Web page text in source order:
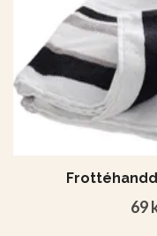
69